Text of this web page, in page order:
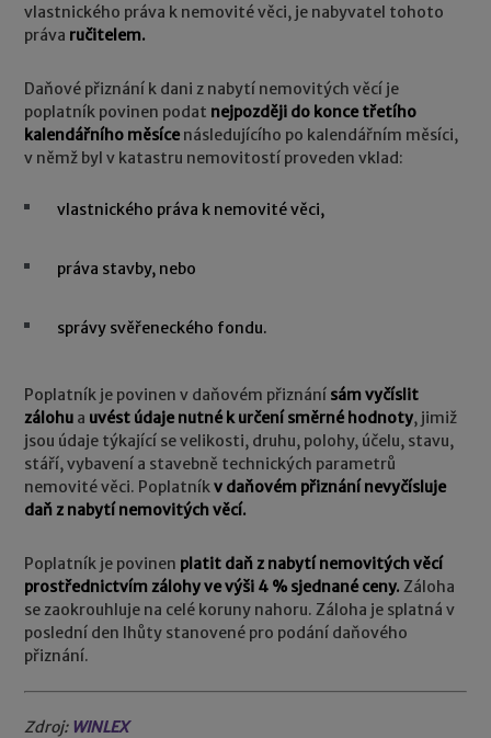
vlastnického práva k nemovité věci, je nabyvatel tohoto
práva ručitelem.
Daňové přiznání k dani z nabytí nemovitých věcí je
poplatník povinen podat nejpozději do konce třetího
kalendářního měsícenásledujícího po kalendářním měsíci,
v němž byl v katastru nemovitostí proveden vklad:
vlastnického práva k nemovité věci,
práva stavby, nebo
správy svěřeneckého fondu.
Poplatník je povinen v daňovém přiznání sám vyčíslit
zálohu a uvést údaje nutné k určení směrné hodnoty, jimiž
jsou údaje týkající se velikosti, druhu, polohy, účelu, stavu,
stáří, vybavení a stavebně technických parametrů
nemovité věci. Poplatníkv daňovém přiznánínevyčísluje
daň z nabytí nemovitých věcí.
Poplatník je povinen platit daň z nabytí nemovitých věcí
prostřednictvím zálohy ve výši 4 % sjednané ceny. Záloha
se zaokrouhluje na celé koruny nahoru. Záloha je splatná v
poslední den lhůty stanovené pro podání daňového
přiznání.
Zdroj: WINLEX